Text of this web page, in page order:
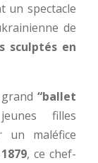
un spectacle
de
sculptés en
“ballet
filles
un maléfice
, ce chef-